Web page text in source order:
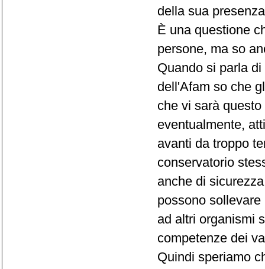
della sua
È una questione
persone, ma so
Quando si parla
dell'Afam so che
che vi sarà
eventualmente,
avanti da troppo
conservatorio
anche di
possono
ad altri organismi
competenze dei
Quindi speriamo